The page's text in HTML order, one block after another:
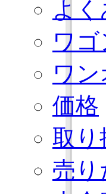
よ
ワ
ワ
価格
取り
売り